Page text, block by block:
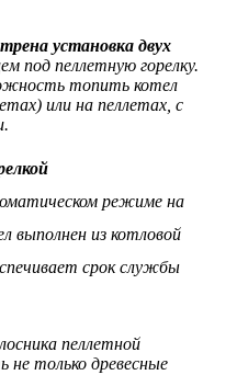
установка двух
под пеллетную горелку.
топить котел
или на пеллетах, с
режиме на
выполнен из котловой
срок службы
пеллетной
не только древесные